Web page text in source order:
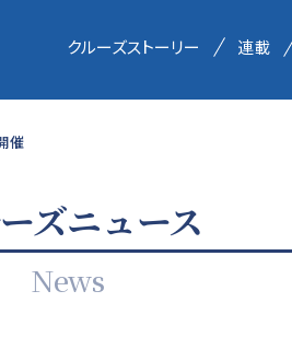
クルーズストーリー 連載
催
ズニュース
News